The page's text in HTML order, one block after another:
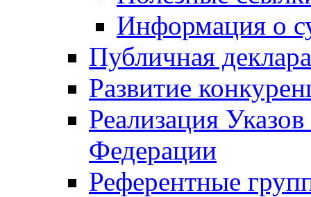
Информация о
Публичная
Развитие
Реализация
Федерации
Референтные